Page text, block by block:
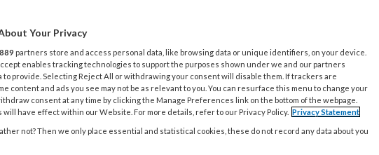
– Hier
heel mooi kinderdagverblijf in Zuid-
echt alles doet om de
en vooral voor de
zijn een
maken en
Your Privacy
889 partners store and access personal data, like browsing data or unique identifiers, on your device.
enables tracking technologies to support the purposes shown under we and our partners
to provide. Selecting Reject All or withdrawing your consent will disable them. If trackers are
content and ads you see may not be as relevant to you. You can resurface this menu to change your
consent at any time by clicking the Manage Preferences link on the bottom of the webpage.
will have effect within our Website. For more details, refer to our Privacy Policy. Privacy Statement
not? Then we only place essential and statistical cookies, these do not record any data about you